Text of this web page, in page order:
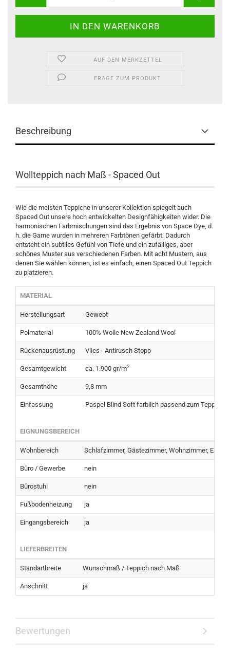
AUF DEN MERKZETTEL
FRAGE ZUM PRODUKT
Beschreibung
Wollteppich nach Maß - Spaced Out
Wie die meisten Teppiche in unserer Kollektion spiegelt auch
Spaced Out unsere hoch entwickelten Designfähigkeiten wider. Die
harmonischen Farbmischungen sind das Ergebnis von Space Dye, d.
h. die Garne wurden in mehreren Farbtönen gefärbt. Dadurch
entsteht ein subtiles Gefühl von Tiefe und ein zufälliges, aber
schönes Muster aus verschiedenen Farben. Mit acht Mustern, aus
denen Sie wählen können, ist es einfach, einen Spaced Out Teppich
zu platzieren.
MATERIAL
Herstellungsart Gewebt
Polmaterial 100% Wolle New Zealand Wool
Rückenausrüstung Vlies - Antirusch Stopp
Gesamtgewicht ca. 1.900 gr/m2
Gesamthöhe 9,8 mm
Einfassung Paspel Blind Soft farblich passend zum Teppich
EIGNUNGSBEREICH
Wohnbereich Schlafzimmer, Gästezimmer, Wohnzimmer,
Büro / Gewerbe nein
Bürostuhl nein
Fußbodenheizung ja
Eingangsbereich ja
LIEFERBREITEN
Standartbreite Wunschmaß / Teppich nach Maß
Anschnitt ja
Bewertungen